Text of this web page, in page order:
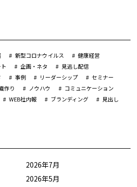
新型コロナウイルス
健康経営
企画・ネタ
見逃し配信
事例 リーダーシップ
セミナー
作り ノウハウ
コミュニケーション
WEB社内報 ブランディング
見出し
2026年7月
2026年5月